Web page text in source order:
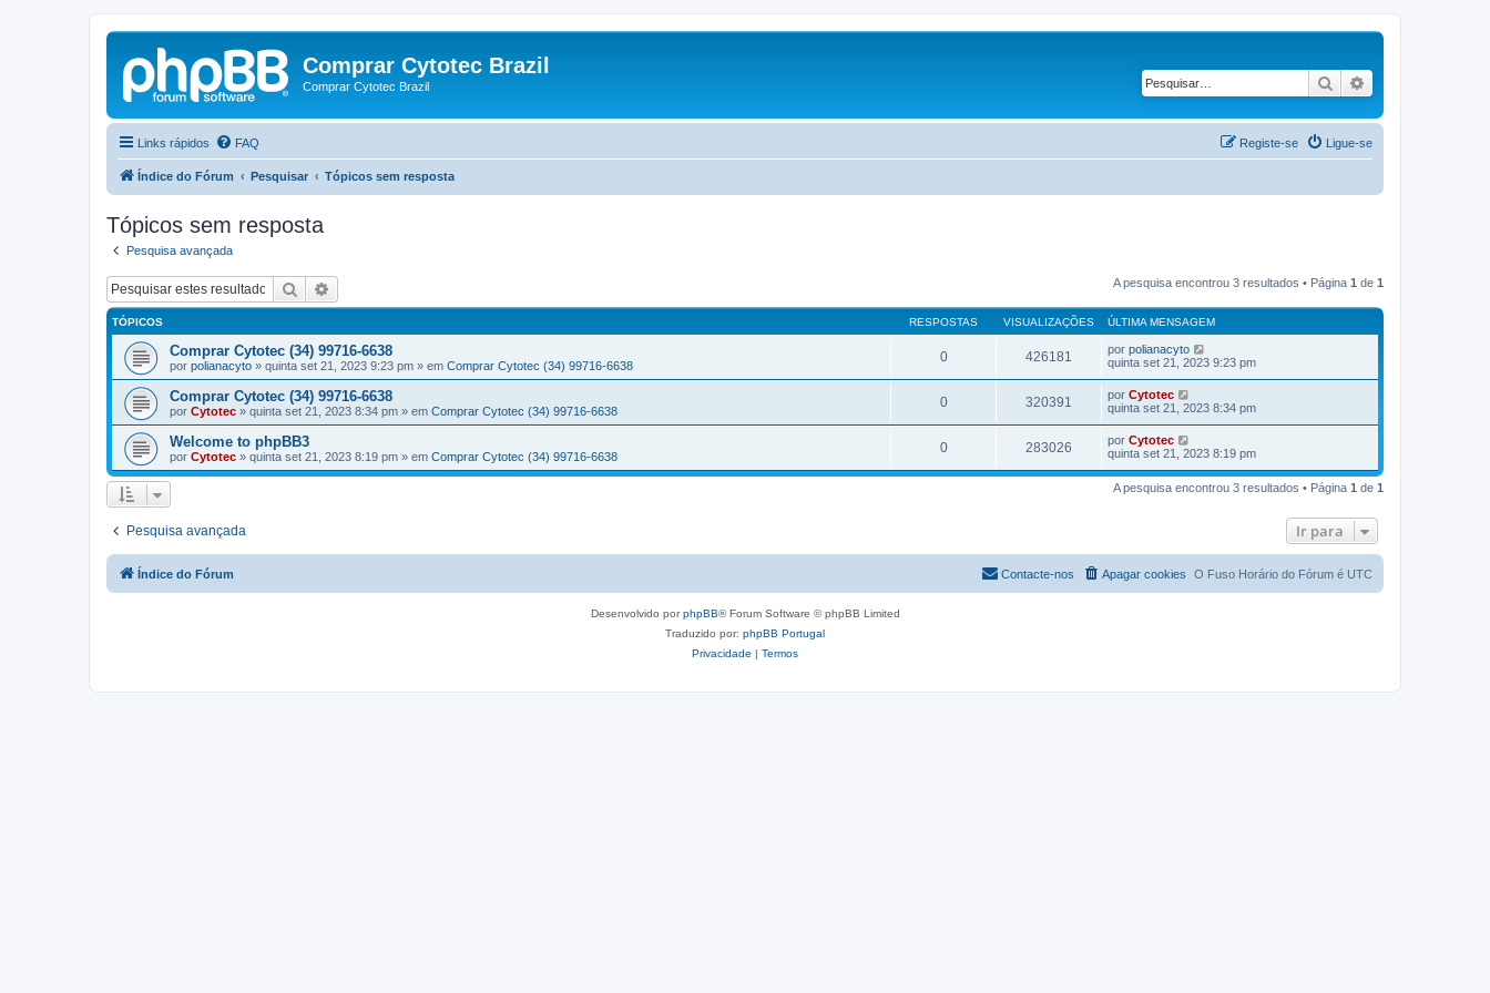
Comprar Cytotec Brazil
Comprar Cytotec Brazil Pesquisar
Links rápidos FAQ Ligue-se
Registe-se
Índice do Fórum Pesquisar Tópicos sem resposta
Tópicos sem resposta
Pesquisa avançada
Pesquisar A pesquisa encontrou 3 resultados • Página 1 de 1
TÓPICOS RESPOSTAS VISUALIZAÇÕES ÚLTIMA MENSAGEM
Comprar Cytotec (34) 99716-6638
por polianacyto » quinta set 21, 2023 9:23 pm » em Comprar Cytotec (34) 99716-6638
0 426181 por polianacyto
quinta set 21, 2023 9:23 pm
Comprar Cytotec (34) 99716-6638
por Cytotec » quinta set 21, 2023 8:34 pm » em Comprar Cytotec (34) 99716-6638
0 320391 por Cytotec
quinta set 21, 2023 8:34 pm
Welcome to phpBB3
por Cytotec » quinta set 21, 2023 8:19 pm » em Comprar Cytotec (34) 99716-6638
0 283026 por Cytotec
quinta set 21, 2023 8:19 pm
A pesquisa encontrou 3 resultados • Página 1 de 1
Pesquisa avançada Ir para
Índice do Fórum O Fuso Horário do Fórum é UTC
Apagar cookies
Contacte-nos
Desenvolvido porphpBB® Forum Software © phpBB Limited
Traduzido por: phpBB Portugal
Privacidade | Termos